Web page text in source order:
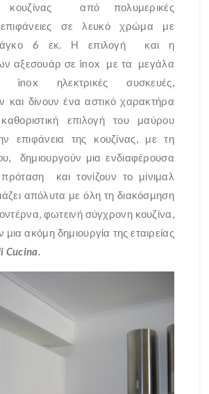
κουζίνας από πολυμερικές
επιφάνειες σε λευκό χρώμα με
πάγκο 6 εκ. Η επιλογή και η
αξεσουάρ σε inox με τα μεγάλα
inox ηλεκτρικές συσκευές,
και δίνουν ένα αστικό χαρακτήρα
επιλογή του μαύρου
επιφάνεια της κουζίνας, με τη
δημιουργούν μια ενδιαφέρουσα
πρόταση και τονίζουν το μίνιμαλ
απόλυτα με όλη τη διακόσμηση
φωτεινή σύγχρονη κουζίνα,
μια ακόμη δημιουργία της εταιρείας
Cucina.